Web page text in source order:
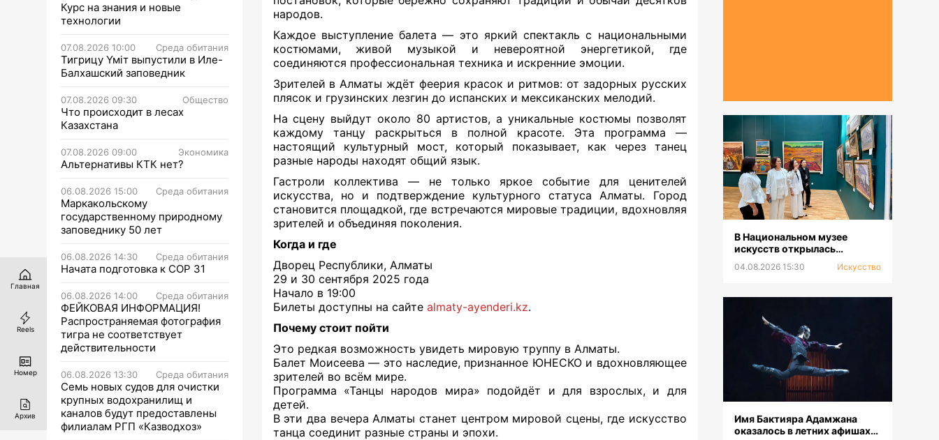
Курс на знания и новые
технологии
07.08.2026 10:00 Среда обитания
Тигрицу Үміт выпустили в Иле-
Балхашский заповедник
07.08.2026 09:30 Общество
Что происходит в лесах
Казахстана
07.08.2026 09:00 Экономика
Альтернативы КТК нет?
06.08.2026 15:00 Среда обитания
Маркакольскому
государственному природному
заповеднику 50 лет
06.08.2026 14:30 Среда обитания
Начата подготовка к СОР 31
06.08.2026 14:00 Среда обитания
ФЕЙКОВАЯ ИНФОРМАЦИЯ!
Распространяемая фотография
тигра не соответствует
действительности
06.08.2026 13:30 Среда обитания
Семь новых судов для очистки
крупных водохранилищ и
каналов будут предоставлены
филиалам РГП «Казводхоз»
народов.
Каждое выступление балета — это яркий спектакль с национальными
костюмами, живой музыкой и невероятной энергетикой, где
соединяются профессиональная техника и искренние эмоции.
Зрителей в Алматы ждёт феерия красок и ритмов: от задорных русских
плясок и грузинских лезгин до испанских и мексиканских мелодий.
На сцену выйдут около 80 артистов, а уникальные костюмы позволят
каждому танцу раскрыться в полной красоте. Эта программа —
настоящий культурный мост, который показывает, как через танец
разные народы находят общий язык.
Гастроли коллектива — не только яркое событие для ценителей
искусства, но и подтверждение культурного статуса Алматы. Город
становится площадкой, где встречаются мировые традиции, вдохновляя
зрителей и объединяя поколения.
Когда и где
Дворец Республики, Алматы
29 и 30 сентября 2025 года
Начало в 19:00
Билеты доступны на сайте almaty-ayenderi.kz.
Почему стоит пойти
Это редкая возможность увидеть мировую труппу в Алматы.
Балет Моисеева — это наследие, признанное ЮНЕСКО и вдохновляющее
зрителей во всём мире.
Программа «Танцы народов мира» подойдёт и для взрослых, и для
детей.
В эти два вечера Алматы станет центром мировой сцены, где искусство
танца соединит разные страны и эпохи.
В Национальном музее
искусств открылась
Романова
04.08.2026 15:30 Искусство
Имя Бактияра Адамжана
оказалось в летних афишах
Главная
Reels
Номер
Архив